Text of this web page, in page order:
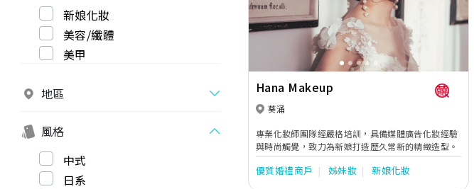
新娘化妝
美容/纖體
美甲
地區
風格
中式
日系
Previous Next
Hana Makeup
葵涌
專業化妝師團隊經嚴格培訓，具備媒體廣告化妝經驗
與時尚觸覺，致力為新娘打造歷久常新的精緻造型。
優質婚禮商戶 姊妹妝 新娘化妝